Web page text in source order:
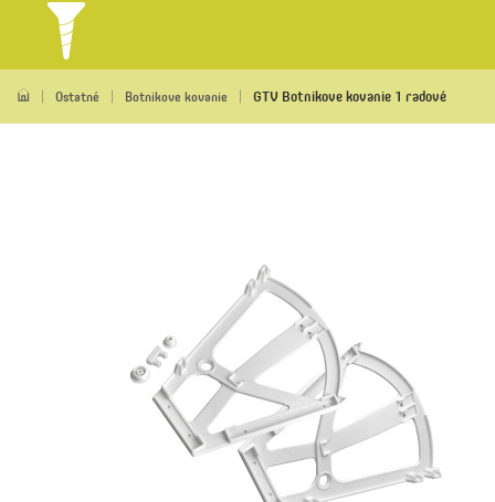
Ostatné Botnikove kovanie GTV Botnikove kovanie 1 radové